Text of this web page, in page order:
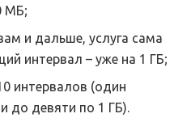
МБ;
и дальше, услуга сама
интервал – уже на 1 ГБ;
интервалов (один
до девяти по 1 ГБ).